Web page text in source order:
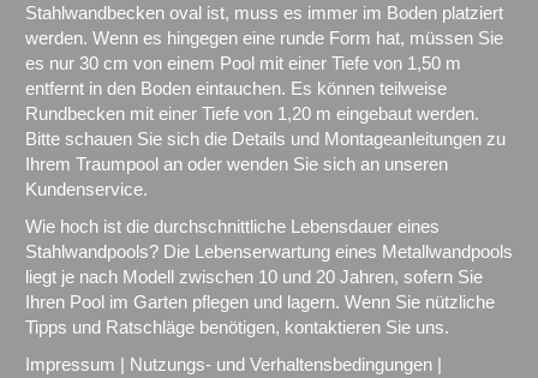
Stahlwandbecken oval ist, muss es immer im Boden platziert
werden. Wenn es hingegen eine runde Form hat, müssen Sie
es nur 30 cm von einem Pool mit einer Tiefe von 1,50 m
entfernt in den Boden eintauchen. Es können teilweise
Rundbecken mit einer Tiefe von 1,20 m eingebaut werden.
Bitte schauen Sie sich die Details und Montageanleitungen zu
Ihrem Traumpool an oder wenden Sie sich an unseren
Kundenservice.
Wie hoch ist die durchschnittliche Lebensdauer eines
Stahlwandpools? Die Lebenserwartung eines Metallwandpools
liegt je nach Modell zwischen 10 und 20 Jahren, sofern Sie
Ihren Pool im Garten pflegen und lagern. Wenn Sie nützliche
Tipps und Ratschläge benötigen, kontaktieren Sie uns.
Impressum
Nutzungs- und Verhaltensbedingungen